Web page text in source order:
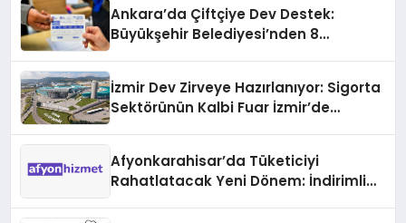
Ankara’da Çiftçiye Dev Destek:
Büyükşehir Belediyesi’nden 8
İzmir Dev Zirveye Hazırlanıyor: Sigorta
Sektörünün Kalbi Fuar İzmir’de
Afyonkarahisar’da Tüketiciyi
Rahatlatacak Yeni Dönem: İndirimli